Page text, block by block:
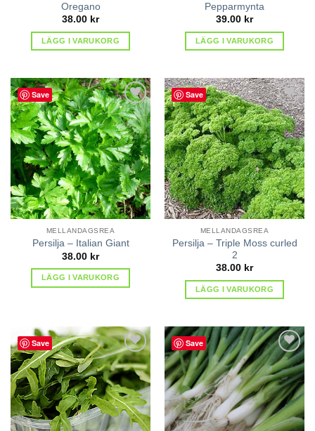
Oregano
38.00 kr
LÄGG I VARUKORG
Pepparmynta
39.00 kr
LÄGG I VARUKORG
Save
lägg till
i
favoriter
MELLANDAGSREA
Persilja – Italian Giant
38.00 kr
LÄGG I VARUKORG
Save
lägg till
i
favoriter
MELLANDAGSREA
Persilja – Triple Moss curled
2
38.00 kr
LÄGG I VARUKORG
Save
lägg till
i
favoriter
Save
lägg till
i
favoriter